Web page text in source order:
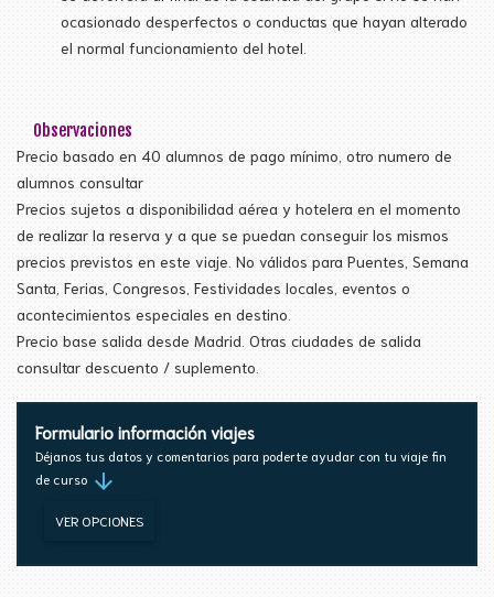
ocasionado desperfectos o conductas que hayan alterado
el normal funcionamiento del hotel.
Observaciones
Precio basado en 40 alumnos de pago mínimo, otro numero de
alumnos consultar
Precios sujetos a disponibilidad aérea y hotelera en el momento
de realizar la reserva y a que se puedan conseguir los mismos
precios previstos en este viaje. No válidos para Puentes, Semana
Santa, Ferias, Congresos, Festividades locales, eventos o
acontecimientos especiales en destino.
Precio base salida desde Madrid. Otras ciudades de salida
consultar descuento / suplemento.
Formulario información viajes
Déjanos tus datos y comentarios para poderte ayudar con tu viaje fin
de curso arrow_downward
VER OPCIONES